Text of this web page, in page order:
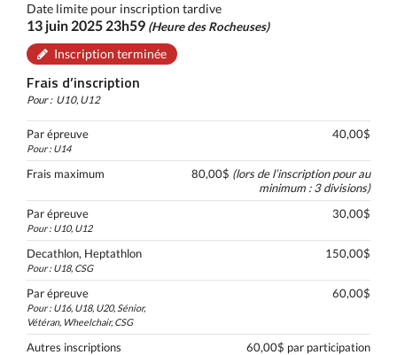
Date limite pour inscription tardive
13 juin 2025 23h59 (Heure des Rocheuses)
Inscription terminée
Frais d’inscription
Pour : U10, U12
Par épreuve
Pour : U14
40,00$
Frais maximum 80,00$ (lors de l’inscription pour au
minimum : 3 divisions)
Par épreuve
Pour : U10, U12
30,00$
Decathlon, Heptathlon
Pour : U18, CSG
150,00$
Par épreuve
Pour : U16, U18, U20, Sénior,
Vétéran, Wheelchair, CSG
60,00$
Autres inscriptions 60,00$ par participation